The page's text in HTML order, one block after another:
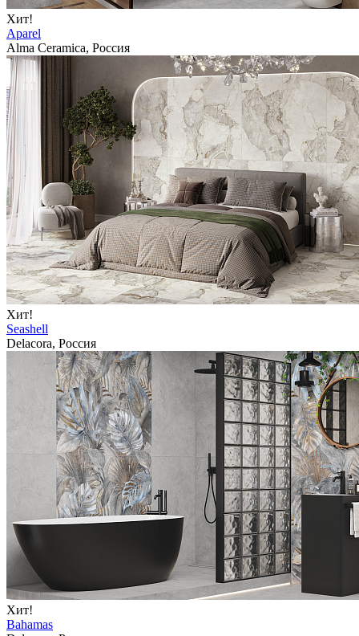
Хит!
Aparel
Alma Ceramica, Россия
Хит!
Seashell
Delacora, Россия
Хит!
Bahamas